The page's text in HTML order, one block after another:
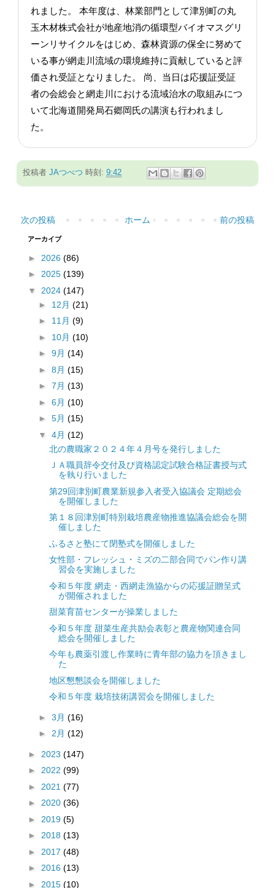
れました。 本年度は、林業部門として津別町の丸
玉木材株式会社が地産地消の循環型バイオマスグリ
ーンリサイクルをはじめ、森林資源の保全に努めて
いる事が網走川流域の環境維持に貢献していると評
価され受証となりました。 尚、当日は応援証受証
者の会総会と網走川における流域治水の取組みにつ
いて北海道開発局石郷岡氏の講演も行われまし
た。
投稿者 JAつべつ 時刻: 9:42
次の投稿 前の投稿
ホーム
アーカイブ
► 2026 (86)
► 2025 (139)
▼ 2024 (147)
► 12月 (21)
► 11月 (9)
► 10月 (10)
► 9月 (14)
► 8月 (15)
► 7月 (13)
► 6月 (10)
► 5月 (15)
▼ 4月 (12)
北の農職家２０２４年４月号を発行しました
ＪＡ職員辞令交付及び資格認定試験合格証書授与式
を執り行いました
第29回津別町農業新規参入者受入協議会 定期総会
を開催しました
第１８回津別町特別栽培農産物推進協議会総会を開
催しました
ふるさと塾にて閉塾式を開催しました
女性部・フレッシュ・ミズの二部合同でパン作り講
習会を実施しました
令和５年度 網走・西網走漁協からの応援証贈呈式
が開催されました
甜菜育苗センターが操業しました
令和５年度 甜菜生産共励会表彰と農産物関連合同
総会を開催しました
今年も農薬引渡し作業時に青年部の協力を頂きまし
た
地区懇懇談会を開催しました
令和５年度 栽培技術講習会を開催しました
► 3月 (16)
► 2月 (12)
► 2023 (147)
► 2022 (99)
► 2021 (77)
► 2020 (36)
► 2019 (5)
► 2018 (13)
► 2017 (48)
► 2016 (13)
► 2015 (10)